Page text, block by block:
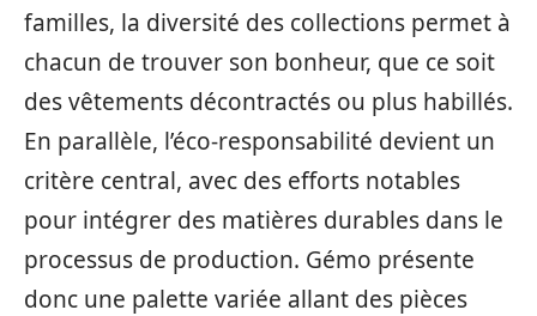
familles, la diversité des collections permet à
chacun de trouver son bonheur, que ce soit
des vêtements décontractés ou plus habillés.
En parallèle, l’éco-responsabilité devient un
critère central, avec des efforts notables
pour intégrer des matières durables dans le
processus de production. Gémo présente
donc une palette variée allant des pièces